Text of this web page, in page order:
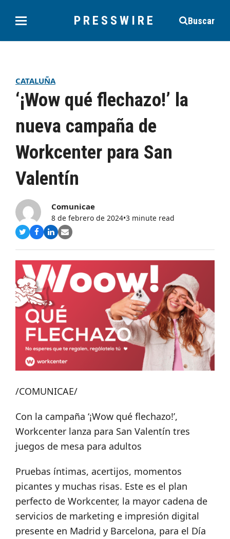
PRESSWIRE Buscar
CATALUÑA
‘¡Wow qué flechazo!’ la
nueva campaña de
Workcenter para San
Valentín
Comunicae
8 de febrero de 2024•3 minute read
Compartir
Twitter
Compartir
Facebook
Compartir
LinkedIn
Share
Email
/COMUNICAE/
Con la campaña ‘¡Wow qué flechazo!’,
Workcenter lanza para San Valentín tres
juegos de mesa para adultos
Pruebas íntimas, acertijos, momentos
picantes y muchas risas. Este es el plan
perfecto de Workcenter, la mayor cadena de
servicios de marketing e impresión digital
presente en Madrid y Barcelona, para el Día